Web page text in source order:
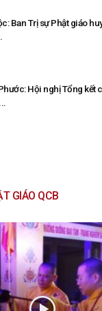
Ban Trị sự Phật giáo
Hội nghị Tổng kết
GIÁO QCB